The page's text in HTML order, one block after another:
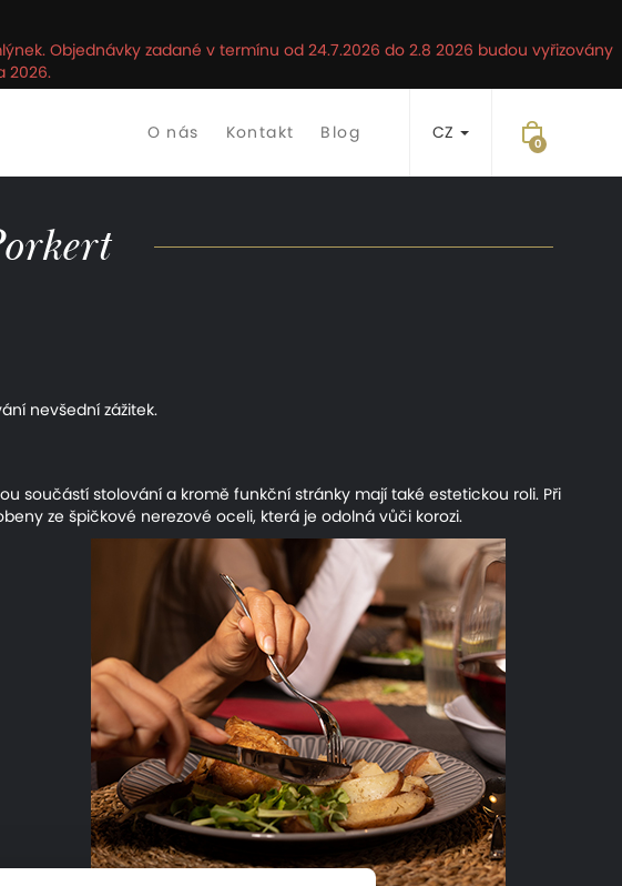
Objednávky zadané v termínu od 24.7.2026 do 2.8 2026 budou vyřizovány
2026.
O nás Kontakt Blog CZ
nevšední zážitek.
součástí stolování a kromě funkční stránky mají také estetickou roli. Při
ze špičkové nerezové oceli, která je odolná vůči korozi.